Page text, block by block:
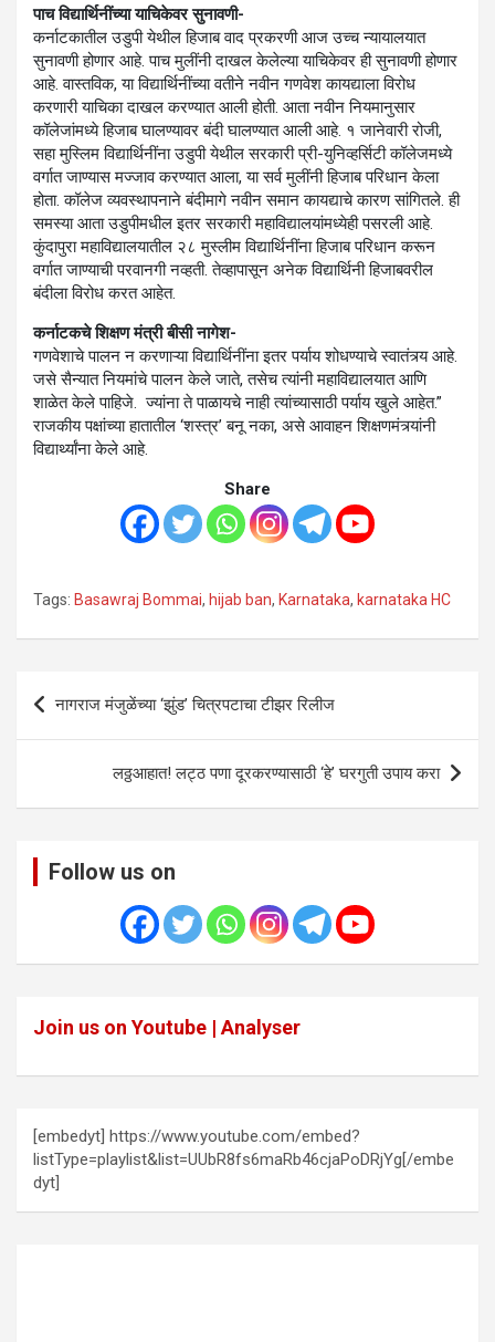
पाच विद्यार्थिनींच्या याचिकेवर सुनावणी-
कर्नाटकातील उडुपी येथील हिजाब वाद प्रकरणी आज उच्च न्यायालयात
सुनावणी होणार आहे. पाच मुलींनी दाखल केलेल्या याचिकेवर ही सुनावणी होणार
आहे. वास्तविक, या विद्यार्थिनींच्या वतीने नवीन गणवेश कायद्याला विरोध
करणारी याचिका दाखल करण्यात आली होती. आता नवीन नियमानुसार
कॉलेजांमध्ये हिजाब घालण्यावर बंदी घालण्यात आली आहे. १ जानेवारी रोजी,
सहा मुस्लिम विद्यार्थिनींना उडुपी येथील सरकारी प्री-युनिव्हर्सिटी कॉलेजमध्ये
वर्गात जाण्यास मज्जाव करण्यात आला, या सर्व मुलींनी हिजाब परिधान केला
होता. कॉलेज व्यवस्थापनाने बंदीमागे नवीन समान कायद्याचे कारण सांगितले. ही
समस्या आता उडुपीमधील इतर सरकारी महाविद्यालयांमध्येही पसरली आहे.
कुंदापुरा महाविद्यालयातील २८ मुस्लीम विद्यार्थिनींना हिजाब परिधान करून
वर्गात जाण्याची परवानगी नव्हती. तेव्हापासून अनेक विद्यार्थिनी हिजाबवरील
बंदीला विरोध करत आहेत.
कर्नाटकचे शिक्षण मंत्री बीसी नागेश-
गणवेशाचे पालन न करणाऱ्या विद्यार्थिनींना इतर पर्याय शोधण्याचे स्वातंत्र्य आहे.
जसे सैन्यात नियमांचे पालन केले जाते, तसेच त्यांनी महाविद्यालयात आणि
शाळेत केले पाहिजे. ज्यांना ते पाळायचे नाही त्यांच्यासाठी पर्याय खुले आहेत.”
राजकीय पक्षांच्या हातातील ‘शस्त्र’ बनू नका, असे आवाहन शिक्षणमंत्र्यांनी
विद्यार्थ्यांना केले आहे.
Share
Tags: Basawraj Bommai, hijab ban, Karnataka, karnataka HC
Post
navigation
नागराज मंजुळेंच्या ‘झुंड’ चित्रपटाचा टीझर रिलीज
लठ्ठआहात! लट्ठ पणा दूरकरण्यासाठी ‘हे’ घरगुती उपाय करा
Follow us on
Join us on Youtube | Analyser
[embedyt] https://www.youtube.com/embed?
listType=playlist&list=UUbR8fs6maRb46cjaPoDRjYg[/embe
dyt]